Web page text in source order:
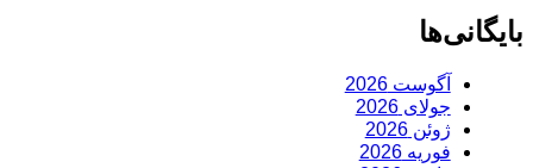
بایگانی‌ها
آگوست 2026
جولای 2026
ژوئن 2026
فوریه 2026